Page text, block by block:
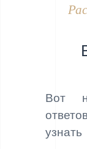
Вот
узнать